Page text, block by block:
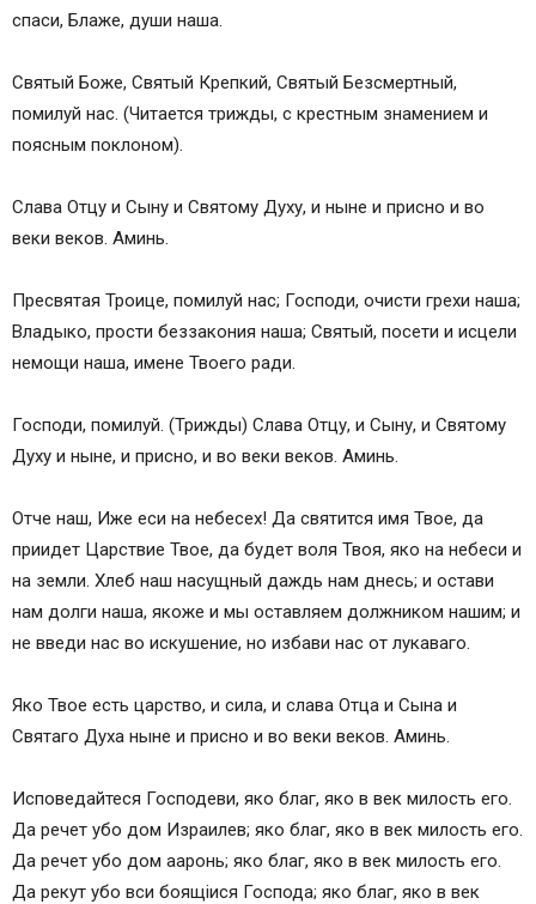
спаси, Блаже, души наша.
Святый Боже, Святый Крепкий, Святый Безсмертный,
помилуй нас. (Читается трижды, с крестным знамением и
поясным поклоном).
Слава Отцу и Сыну и Святому Духу, и ныне и присно и во
веки веков. Аминь.
Пресвятая Троице, помилуй нас; Господи, очисти грехи наша;
Владыко, прости беззакония наша; Святый, посети и исцели
немощи наша, имене Твоего ради.
Господи, помилуй. (Трижды) Слава Отцу, и Сыну, и Святому
Духу и ныне, и присно, и во веки веков. Аминь.
Отче наш, Иже еси на небесех! Да святится имя Твое, да
приидет Царствие Твое, да будет воля Твоя, яко на небеси и
на земли. Хлеб наш насущный даждь нам днесь; и остави
нам долги наша, якоже и мы оставляем должником нашим; и
не введи нас во искушение, но избави нас от лукаваго.
Яко Твое есть царство, и сила, и слава Отца и Сына и
Святаго Духа ныне и присно и во веки веков. Аминь.
Исповедайтеся Господеви, яко благ, яко в век милость eго.
Да речет убо дом Израилев; яко благ, яко в век милость eго.
Да речет убо дом ааронь; яко благ, яко в век милость eго.
Да рекут убо вси боящiися Господа; яко благ, яко в век